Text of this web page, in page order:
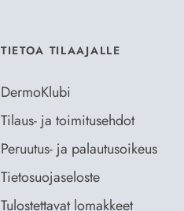
TIETOA TILAAJALLE
DermoKlubi
Tilaus- ja toimitusehdot
Peruutus- ja palautusoikeus
Tietosuojaseloste
Tulostettavat lomakkeet